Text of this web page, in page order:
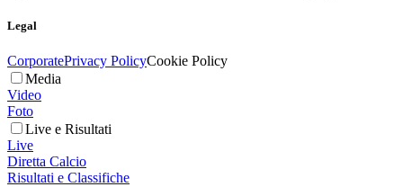
Legal
CorporatePrivacy PolicyCookie Policy
Media
Video
Foto
Live e Risultati
Live
Diretta Calcio
Risultati e Classifiche